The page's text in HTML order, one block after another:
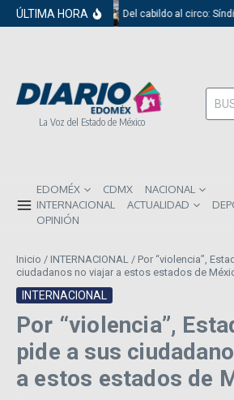
Saltar al contenido
ÚLTIMA HORA Del cabildo al circo:
La Voz del Estado de México
EDOMÉX CDMX
NACIONAL
INTERNACIONAL
ACTUALIDAD
OPINIÓN
Inicio / INTERNACIONAL / Por “violencia”,
ciudadanos no viajar a estos estados de
INTERNACIONAL
Por “violencia”,
pide a sus
a estos estados de